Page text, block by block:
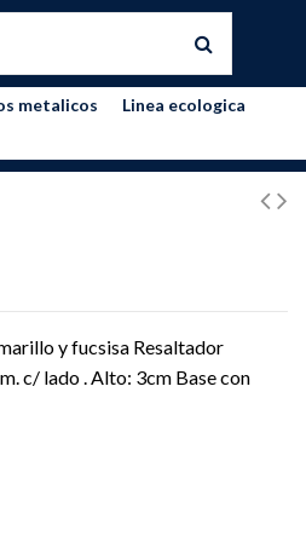
metalicos Linea ecologica
y fucsisa Resaltador
c/ lado . Alto: 3cm Base con